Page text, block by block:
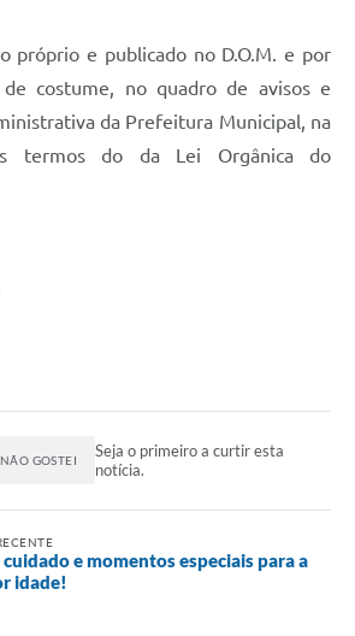
próprio e publicado no D.O.M. e por
costume, no quadro de avisos e
da Prefeitura Municipal, na
termos do da Lei Orgânica do
NÃO GOSTEI
Seja o primeiro a curtir esta
notícia.
e momentos especiais para a
idade!